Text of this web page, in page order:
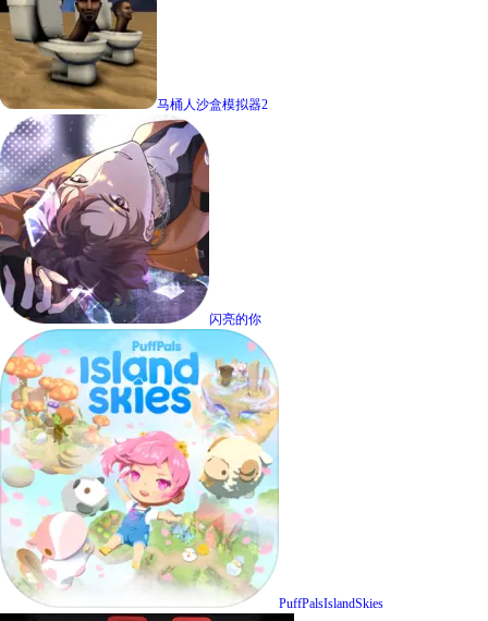
马桶人沙盒模拟器2
闪亮的你
PuffPalsIslandSkies